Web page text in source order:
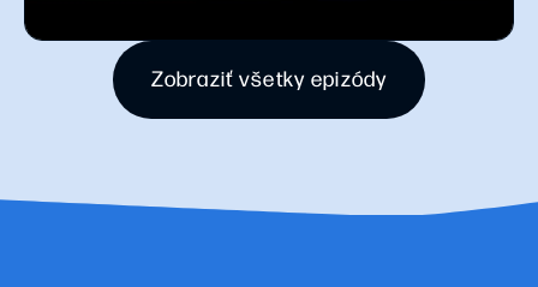
Zobraziť všetky epizódy